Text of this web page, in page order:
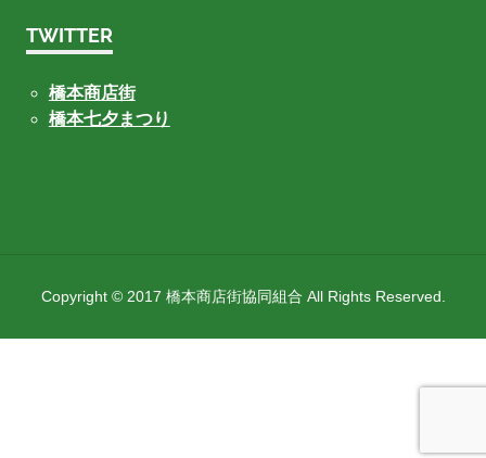
TWITTER
橋本商店街
橋本七夕まつり
Copyright © 2017 橋本商店街協同組合 All Rights Reserved.